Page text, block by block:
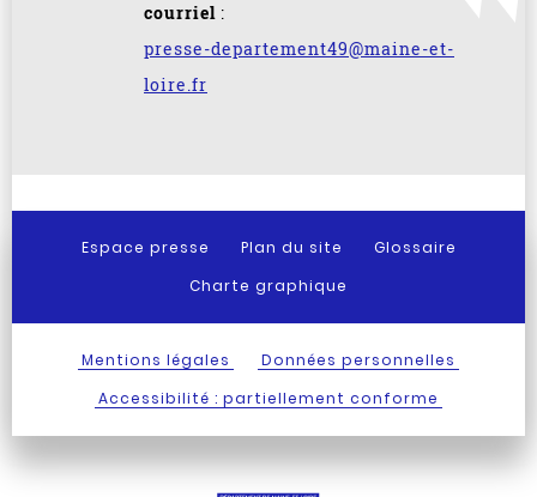
courriel :
presse-departement49@maine-et-
loire.fr
Espace presse Plan du site
Glossaire
Charte graphique
Mentions légales
Données personnelles
Accessibilité : partiellement conforme